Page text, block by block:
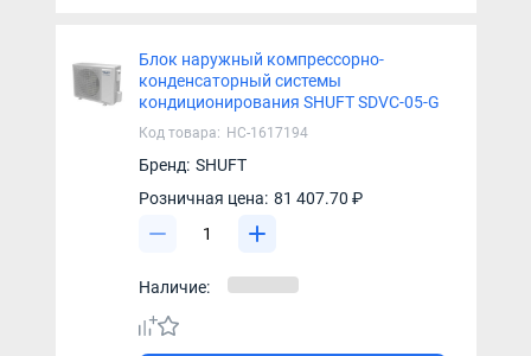
Блок наружный компрессорно-
конденсаторный системы
кондиционирования SHUFT SDVC-05-G
Код товара: НС-1617194
Бренд: SHUFT
Розничная цена: 81 407.70 ₽
Наличие: